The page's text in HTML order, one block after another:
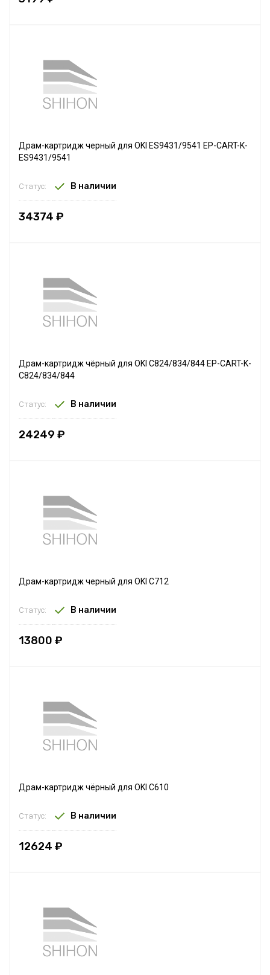
Драм-картридж черный для OKI ES9431/9541 EP-CART-K-
ES9431/9541
Статус: В наличии
34374 ₽
Драм-картридж чёрный для OKI C824/834/844 EP-CART-K-
C824/834/844
Статус: В наличии
24249 ₽
Драм-картридж черный для OKI C712
Статус: В наличии
13800 ₽
Драм-картридж чёрный для OKI C610
Статус: В наличии
12624 ₽